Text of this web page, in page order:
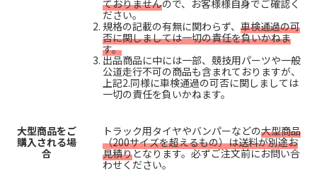
ておりませんので、お客様様自身でご確認く
ださい。
規格の記載の有無に関わらず、 車検通過の可
否に関しましては一切の責任を負いかねま
す。
出品商品に中には一部、競技用パーツや一般
公道走行不可の商品も含まれておりますが、
上記2.同様に車検通過の可否に関しましては
一切の責任を負いかねます。
大型商品をご
購入される場
合
トラック用タイヤやバンパーなどの大型商品
（200サイズを超えるもの）は送料が別途お
見積りとなります。必ずご注文前にお問い合
わせください。